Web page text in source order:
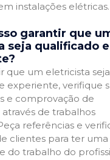
instalações elétricas.
garantir que
seja qualificado e
que um eletricista seja
experiente, verifique
e comprovação de
de trabalhos
referências e
clientes para ter uma
do trabalho do